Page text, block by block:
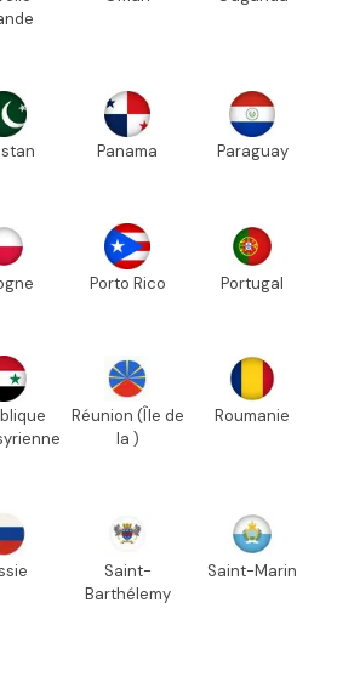
Panama Paraguay
Porto Rico Portugal
Réunion (Île de
la )
Roumanie
Saint-
Barthélemy
Saint-Marin